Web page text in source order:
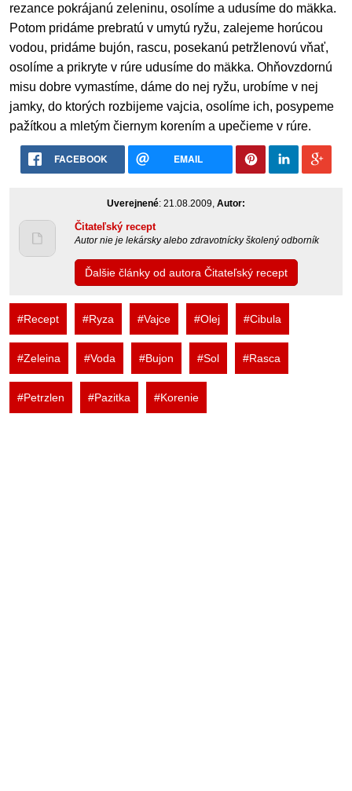
rezance pokrájanú zeleninu, osolíme a udusíme do mäkka.
Potom pridáme prebratú v umytú ryžu, zalejeme horúcou
vodou, pridáme bujón, rascu, posekanú petržlenovú vňať,
osolíme a prikryte v rúre udusíme do mäkka. Ohňovzdornú
misu dobre vymastíme, dáme do nej ryžu, urobíme v nej
jamky, do ktorých rozbijeme vajcia, osolíme ich, posypeme
pažítkou a mletým čiernym korením a upečieme v rúre.
FACEBOOK EMAIL
Uverejnené: 21.08.2009, Autor:
Čitateľský recept
Autor nie je lekársky alebo zdravotnícky školený odborník
Ďalšie články od autora Čitateľský recept
#Recept #Ryza #Vajce #Olej #Cibula
#Zeleina #Voda #Bujon #Sol #Rasca
#Petrzlen #Pazitka #Korenie